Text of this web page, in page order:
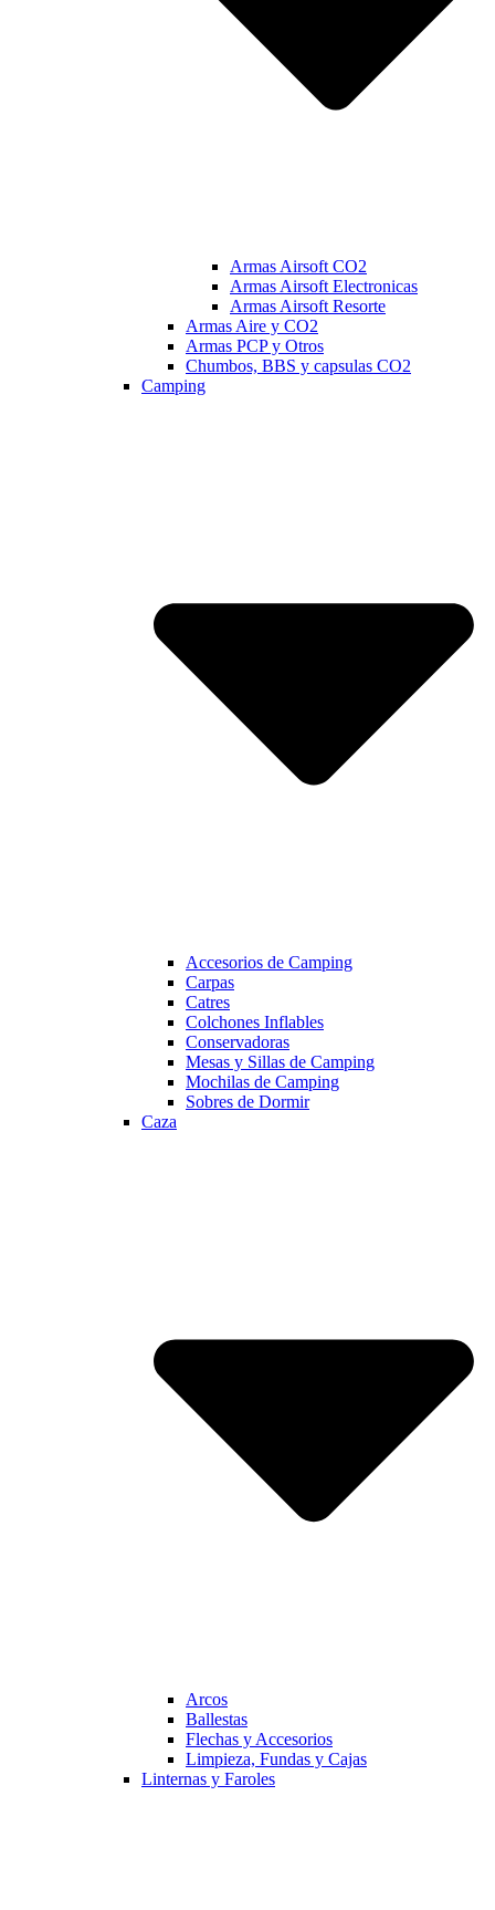
Armas Airsoft CO2
Armas Airsoft Electronicas
Armas Airsoft Resorte
Armas Aire y CO2
Armas PCP y Otros
Chumbos, BBS y capsulas CO2
Camping
Accesorios de Camping
Carpas
Catres
Colchones Inflables
Conservadoras
Mesas y Sillas de Camping
Mochilas de Camping
Sobres de Dormir
Caza
Arcos
Ballestas
Flechas y Accesorios
Limpieza, Fundas y Cajas
Linternas y Faroles